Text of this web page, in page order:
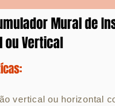
Mural de
ou Vertical
vertical ou horizontal